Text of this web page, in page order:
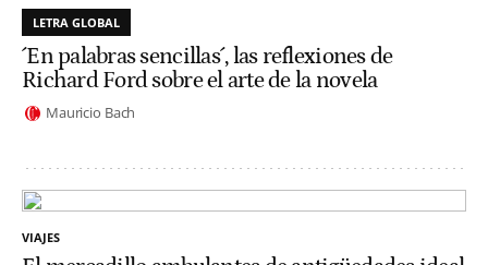
LETRA GLOBAL
´En palabras sencillas´, las reflexiones de
Richard Ford sobre el arte de la novela
Mauricio Bach
VIAJES